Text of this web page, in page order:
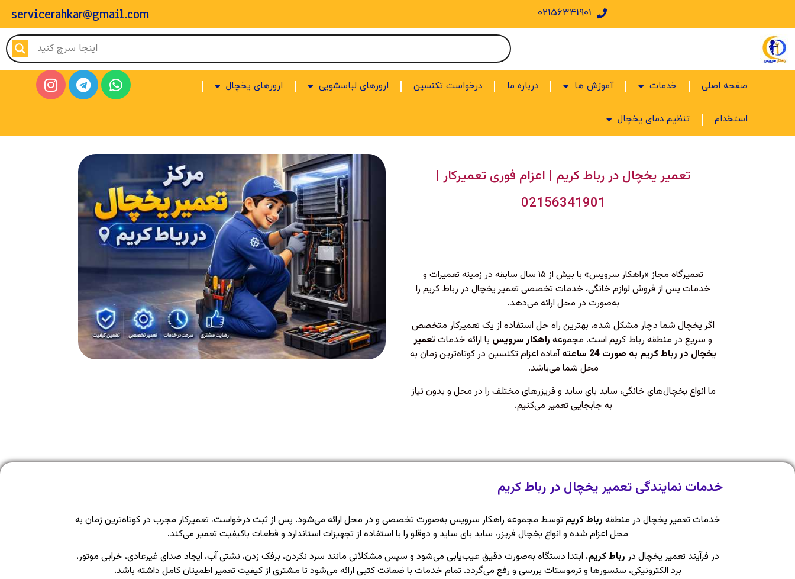
02156341901
servicerahkar@gmail.com
صفحه اصلی خدمات آموزش ها درباره ما درخواست تکنسین ارورهای لباسشویی ارورهای یخچال
استخدام تنظیم دمای یخچال
تعمیر یخچال در رباط کریم | اعزام فوری تعمیرکار |
02156341901
تعمیرگاه مجاز «راهکار سرویس» با بیش از ۱۵ سال سابقه در زمینه تعمیرات و
خدمات پس از فروش لوازم خانگی، خدمات تخصصی تعمیر یخچال در رباط کریم را
به‌صورت در محل ارائه می‌دهد.
اگر یخچال شما دچار مشکل شده، بهترین راه حل استفاده از یک تعمیرکار متخصص
و سریع در منطقه رباط کریم است. مجموعه راهکار سرویس با ارائه خدمات تعمیر
یخچال در رباط کریم به صورت 24 ساعته
آماده اعزام تکنسین در کوتاه‌ترین زمان به
محل شما می‌باشد.
ما انواع یخچال‌های خانگی، ساید بای ساید و فریزرهای مختلف را در محل و بدون نیاز
به جابجایی تعمیر می‌کنیم.
خدمات نمایندگی تعمیر یخچال در رباط کریم
خدمات تعمیر یخچال در منطقه رباط کریم توسط مجموعه راهکار سرویس به‌صورت تخصصی و در محل ارائه می‌شود. پس از ثبت درخواست، تعمیرکار مجرب در کوتاه‌ترین زمان به
محل اعزام شده و انواع یخچال فریزر، ساید بای ساید و دوقلو را با استفاده از تجهیزات استاندارد و قطعات باکیفیت تعمیر می‌کند.
در فرآیند تعمیر یخچال در رباط کریم، ابتدا دستگاه به‌صورت دقیق عیب‌یابی می‌شود و سپس مشکلاتی مانند سرد نکردن، برفک زدن، نشتی آب، ایجاد صدای غیرعادی، خرابی موتور،
برد الکترونیکی، سنسورها و ترموستات بررسی و رفع می‌گردد. تمام خدمات با ضمانت کتبی ارائه می‌شود تا مشتری از کیفیت تعمیر اطمینان کامل داشته باشد.